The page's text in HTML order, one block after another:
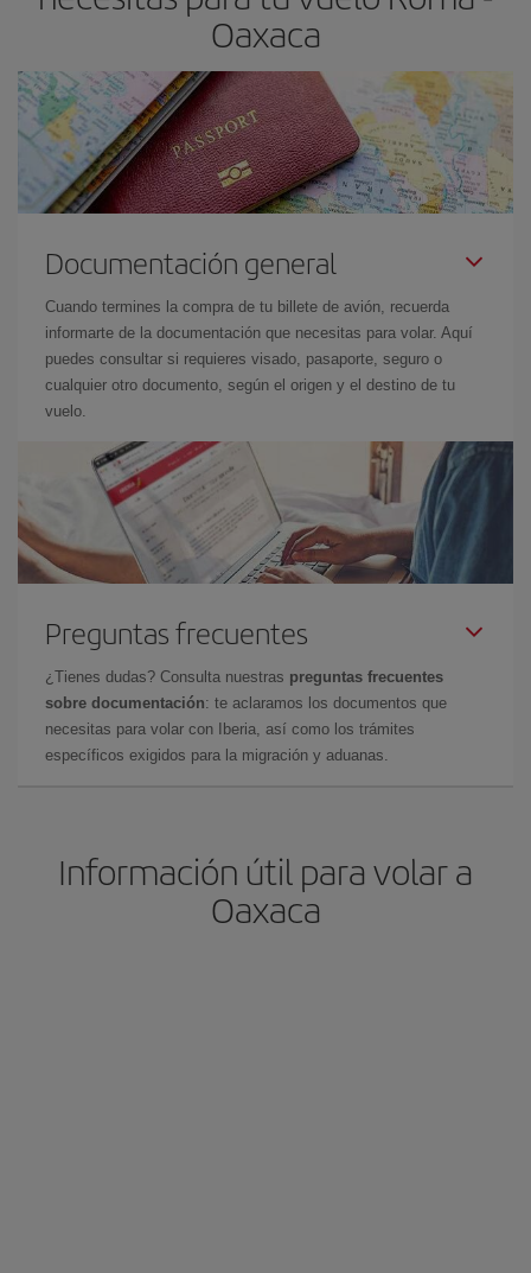
Oaxaca
Documentación general
Cuando termines la compra de tu billete de avión, recuerda
informarte de la documentación que necesitas para volar. Aquí
puedes consultar si requieres visado, pasaporte, seguro o
cualquier otro documento, según el origen y el destino de tu
vuelo.
Preguntas frecuentes
¿Tienes dudas? Consulta nuestras preguntas frecuentes
sobre documentación: te aclaramos los documentos que
necesitas para volar con Iberia, así como los trámites
específicos exigidos para la migración y aduanas.
Información útil para volar a
Oaxaca